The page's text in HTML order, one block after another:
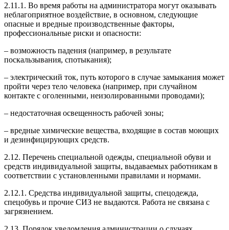
2.11.1. Во время работы на администратора могут оказывать
неблагоприятное воздействие, в основном, следующие
опасные и вредные производственные факторы,
профессиональные риски и опасности:
– возможность падения (например, в результате
поскальзывания, спотыкания);
– электрический ток, путь которого в случае замыкания может
пройти через тело человека (например, при случайном
контакте с оголенными, неизолированными проводами);
– недостаточная освещенность рабочей зоны;
– вредные химические вещества, входящие в состав моющих
и дезинфицирующих средств.
2.12. Перечень специальной одежды, специальной обуви и
средств индивидуальной защиты, выдаваемых работникам в
соответствии с установленными правилами и нормами.
2.12.1. Средства индивидуальной защиты, спецодежда,
спецобувь и прочие СИЗ не выдаются. Работа не связана с
загрязнением.